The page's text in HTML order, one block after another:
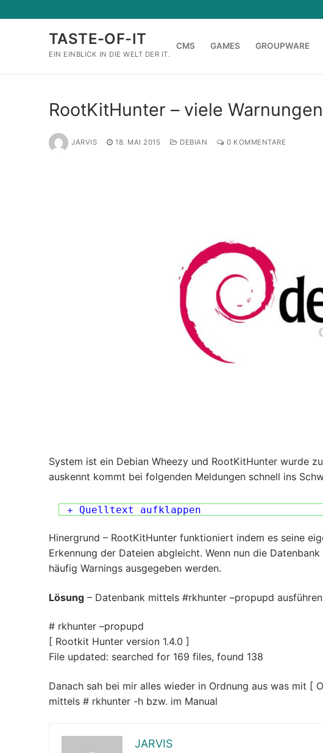
Inhalt
TASTE-OF-IT
EIN EINBLICK IN DIE WELT DER IT.
CMS GAMES GROUPWARE
RootKitHunter – viele
JARVIS 18. MAI 2015 DEBIAN 0 KOMMENTARE
System ist ein Debian Wheezy und RootKitHunter wurde
auskennt kommt bei folgenden Meldungen schnell ins
+ Quelltext aufklappen
Hinergrund – RootKitHunter funktioniert indem es seine
Erkennung der Dateien abgleicht. Wenn nun die
häufig Warnings ausgegeben werden.
Lösung – Datenbank mittels #rkhunter –propupd
# rkhunter –propupd
[ Rootkit Hunter version 1.4.0 ]
File updated: searched for 169 files, found 138
Danach sah bei mir alles wieder in Ordnung aus was mit [
mittels # rkhunter -h bzw. im Manual
JARVIS